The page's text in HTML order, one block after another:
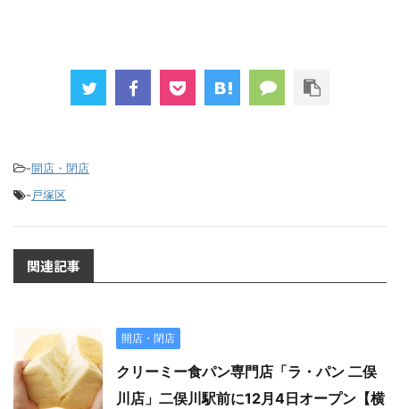
-開店・閉店
-戸塚区
関連記事
開店・閉店
クリーミー食パン専門店「ラ・パン 二俣
川店」二俣川駅前に12月4日オープン【横